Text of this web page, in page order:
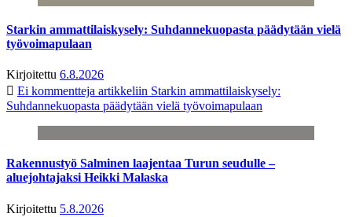
Starkin ammattilaiskysely: Suhdannekuopasta päädytään vielä
työvoimapulaan
Kirjoitettu 6.8.2026
Ei kommentteja artikkeliin Starkin ammattilaiskysely:
Suhdannekuopasta päädytään vielä työvoimapulaan
Rakennustyö Salminen laajentaa Turun seudulle –
aluejohtajaksi Heikki Malaska
Kirjoitettu 5.8.2026